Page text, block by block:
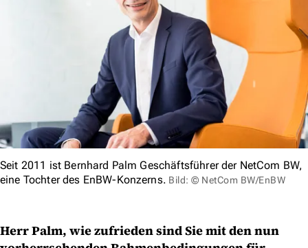
Seit 2011 ist Bernhard Palm Geschäftsführer der NetCom BW,
eine Tochter des EnBW-Konzerns. Bild: © NetCom BW/EnBW
Herr Palm, wie zufrieden sind Sie mit den nun